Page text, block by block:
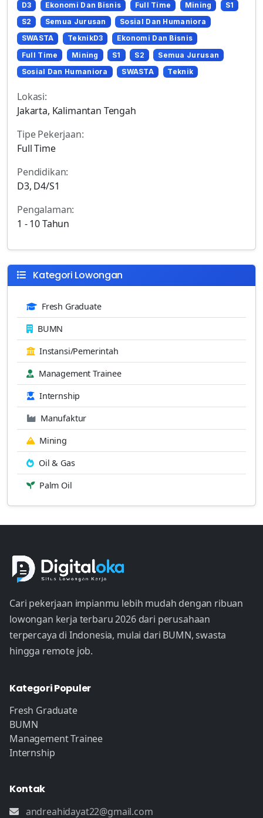
D3 Ekonomi Dan Bisnis Full Time Mining
S1
S2
Semua Jurusan
Sosial Dan Humaniora
SWASTA
TeknikD3
Ekonomi Dan Bisnis
Full Time
Mining S1 S2
Semua Jurusan
Sosial Dan Humaniora
SWASTA Teknik
Lokasi:
Jakarta, Kalimantan Tengah
Tipe Pekerjaan:
Full Time
Pendidikan:
D3, D4/S1
Pengalaman:
1 - 10 Tahun
Kategori Lowongan
Fresh Graduate
BUMN
Instansi/Pemerintah
Management Trainee
Internship
Manufaktur
Mining
Oil & Gas
Palm Oil
Cari pekerjaan impianmu lebih mudah dengan ribuan
lowongan kerja terbaru 2026 dari perusahaan
terpercaya di Indonesia, mulai dari BUMN, swasta
hingga remote job.
Kategori Populer
Fresh Graduate
BUMN
Management Trainee
Internship
Kontak
andreahidayat22@gmail.com